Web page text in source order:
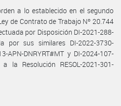
a lo establecido en el segundo
de Contrato de Trabajo Nº 20.744
por Disposición DI-2021-288-
por sus similares DI-2022-3730-
APN-DNRYRT#MT y DI-2024-107-
a la Resolución RESOL-2021-301-